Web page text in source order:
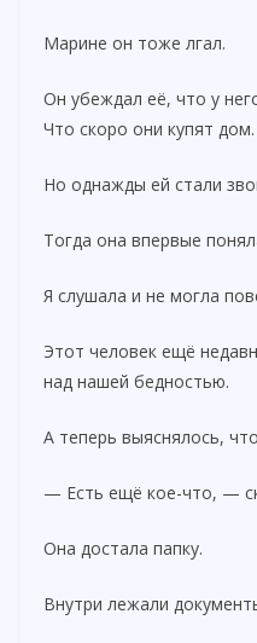
Марине он тоже лгал.
Он убеждал её, что у
Что скоро они купят
Но однажды ей стали
Тогда она впервые
Я слушала и не могла
Этот человек ещё
над нашей бедностью.
А теперь выяснялось,
— Есть ещё кое-что, —
Она достала папку.
Внутри лежали